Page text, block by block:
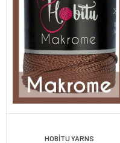
HOBİTU YARNS